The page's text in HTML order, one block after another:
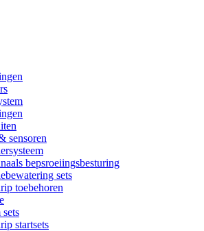
sensoren
bepsroeiingsbesturing
sets
toebehoren
startsets